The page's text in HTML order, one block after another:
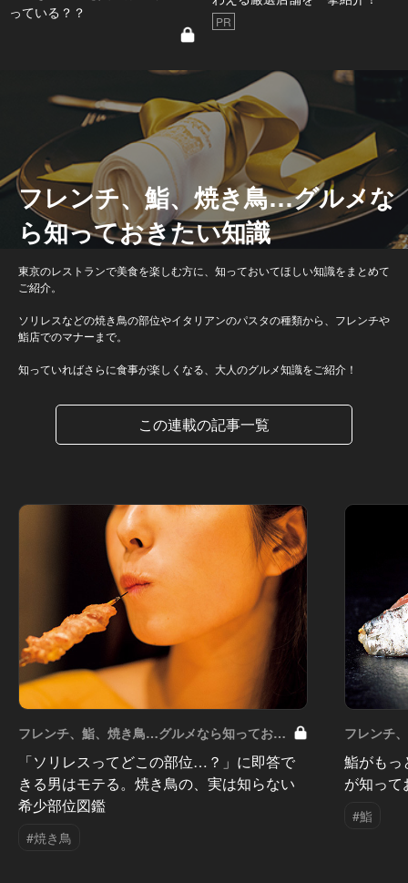
っている？？
PR
フレンチ、鮨、焼き鳥…グルメな
ら知っておきたい知識
東京のレストランで美食を楽しむ方に、知っておいてほしい知識をまとめて
ご紹介。
ソリレスなどの焼き鳥の部位やイタリアンのパスタの種類から、フレンチや
鮨店でのマナーまで。
知っていればさらに食事が楽しくなる、大人のグルメ知識をご紹介！
この連載の記事一覧
フレンチ、鮨、焼き鳥…グルメなら知っておき
たい知識 Vol.7
「ソリレスってどこの部位…？」に即答で
きる男はモテる。焼き鳥の、実は知らない
希少部位図鑑
#焼き鳥
フレンチ
たい知識
鮨がもっ
が知って
#鮨